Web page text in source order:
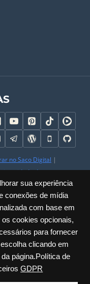
sua experiência
conexões de mídia
com base em
cookies opcionais,
para fornecer
clicando em
página.Política de
GDPR
no Saco Digital |
do
|Ajuda|Contato & SAC
Sala: 23 Centro | CNPJ: